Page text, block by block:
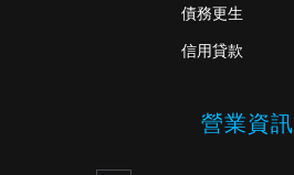
債務更生
信用貸款
營業資訊